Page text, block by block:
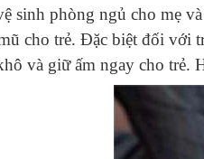
sinh phòng ngủ cho mẹ
cho trẻ. Đặc biệt đối với
và giữ ấm ngay cho trẻ.